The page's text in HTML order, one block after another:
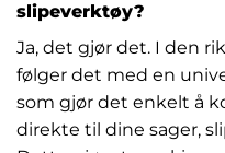
slipeverktøy?
Ja, det gjør det. I den
følger det med en
som gjør det enkelt å
direkte til dine sager,